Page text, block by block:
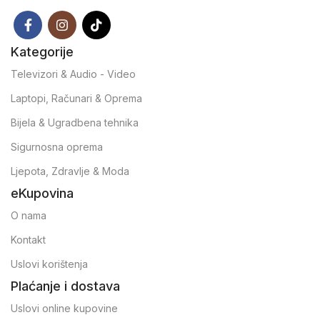
Kategorije
Televizori & Audio - Video
Laptopi, Računari & Oprema
Bijela & Ugradbena tehnika
Sigurnosna oprema
Ljepota, Zdravlje & Moda
eKupovina
O nama
Kontakt
Uslovi korištenja
Plaćanje i dostava
Uslovi online kupovine